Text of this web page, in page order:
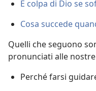
È colpa di Dio se
Cosa succede
Quelli che seguono
pronunciati alle
Perché farsi